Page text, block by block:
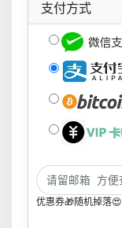
支付方式
优惠券🎁随机掉落😍